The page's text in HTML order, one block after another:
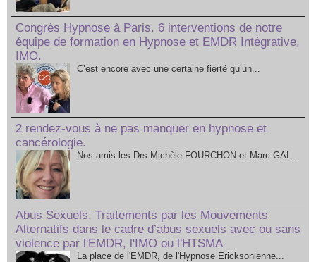
Congrès Hypnose à Paris. 6 interventions de notre
équipe de formation en Hypnose et EMDR Intégrative,
IMO.
C’est encore avec une certaine fierté qu’un...
2 rendez-vous à ne pas manquer en hypnose et
cancérologie.
Nos amis les Drs Michèle FOURCHON et Marc GAL...
Abus Sexuels, Traitements par les Mouvements
Alternatifs dans le cadre d’abus sexuels avec ou sans
violence par l'EMDR, l'IMO ou l'HTSMA
La place de l'EMDR, de l'Hypnose Ericksonienne...